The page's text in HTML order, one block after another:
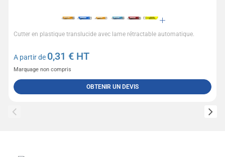
Cutter en plastique translucide avec lame rétractable automatique.
A partir de 0,31 € HT
Marquage non compris
OBTENIR UN DEVIS